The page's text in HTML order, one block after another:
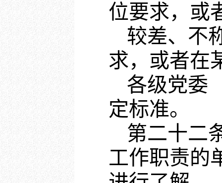
位要求，或
较差、不
求，或者在
各级党委
定标准。
第二十二
工作职责的